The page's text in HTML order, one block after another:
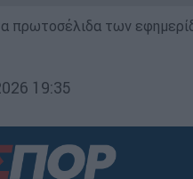
πρωτοσέλιδα των
19:35